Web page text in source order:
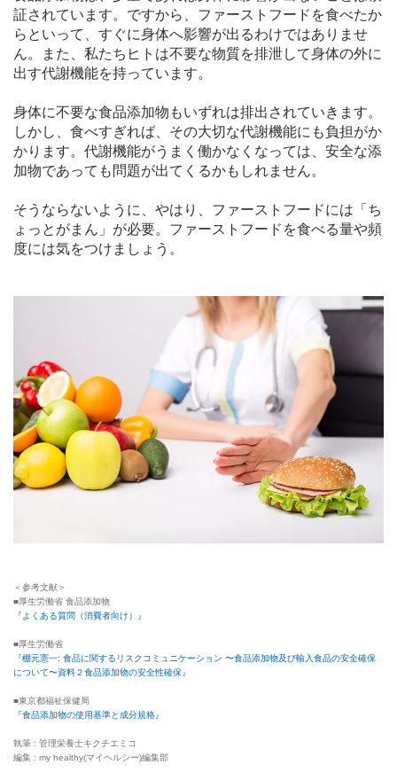
証されています。ですから、ファーストフードを食べたか
らといって、すぐに身体へ影響が出るわけではありませ
ん。また、私たちヒトは不要な物質を排泄して身体の外に
出す代謝機能を持っています。
身体に不要な食品添加物もいずれは排出されていきます。
しかし、食べすぎれば、その大切な代謝機能にも負担がか
かります。代謝機能がうまく働かなくなっては、安全な添
加物であっても問題が出てくるかもしれません。
そうならないように、やはり、ファーストフードには「ち
ょっとがまん」が必要。ファーストフードを食べる量や頻
度には気をつけましょう。
＜参考文献＞
■厚生労働省 食品添加物
『よくある質問（消費者向け）』
■厚生労働省
『棚元憲一: 食品に関するリスクコミュニケーション 〜食品添加物及び輸入食品の安全確保
について〜資料２食品添加物の安全性確保』
■東京都福祉保健局
『食品添加物の使用基準と成分規格』
執筆 : 管理栄養士キクチエミコ
編集 : my healthy(マイヘルシー)編集部